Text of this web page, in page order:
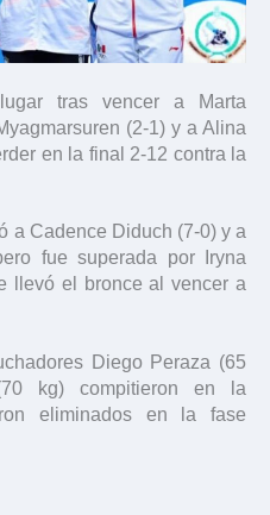
tras vencer a Marta
(2-1) y a Alina
en la final 2-12 contra la
a Cadence Diduch (7-0) y a
fue superada por Iryna
llevó el bronce al vencer a
Diego Peraza (65
kg) compitieron en la
eliminados en la fase